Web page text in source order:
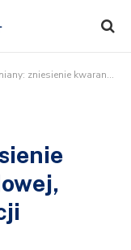
kwarantanny wjazdowej, kwarantannę infekcji zastąpią testy